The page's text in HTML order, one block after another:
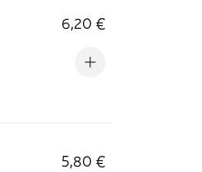
6,20 €
5,80 €